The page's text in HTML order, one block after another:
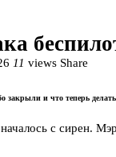
11 views Share
закрыли и что теперь
с сирен.